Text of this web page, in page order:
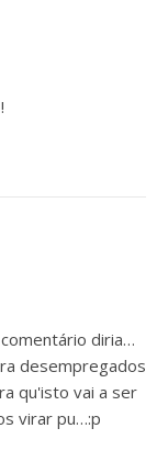
diria…
desempregados
qu'isto vai a ser
virar pu…:p